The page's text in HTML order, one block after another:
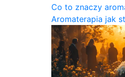
Co to znaczy
Aromaterapia jak